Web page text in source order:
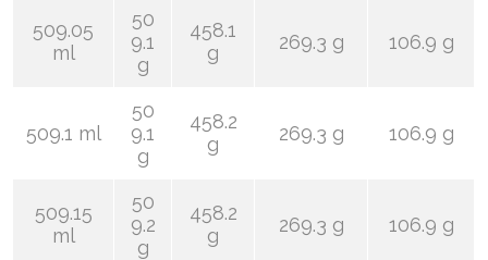
509.05
ml
50
9.1
g
458.1
g
269.3 g 106.9 g
509.1 ml
50
9.1
g
458.2
g
269.3 g 106.9 g
509.15
ml
50
9.2
g
458.2
g
269.3 g 106.9 g